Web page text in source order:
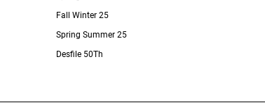
Fall Winter 25
Spring Summer 25
Desfile 50Th